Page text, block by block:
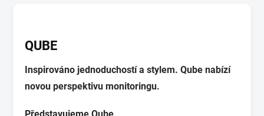
QUBE
Inspirováno jednoduchostí a stylem. Qube nabízí
novou perspektivu monitoringu.